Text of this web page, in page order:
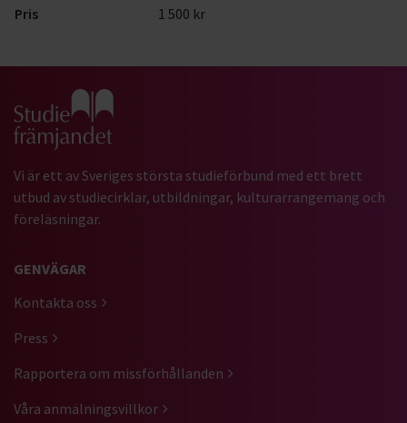
Pris
1 500 kr
Gå till studiefrämjandets startsida
Vi är ett av Sveriges största studieförbund med ett brett
utbud av studiecirklar, utbildningar, kulturarrangemang och
föreläsningar.
GENVÄGAR
Kontakta oss
Press
Rapportera om missförhållanden
Våra anmälningsvillkor